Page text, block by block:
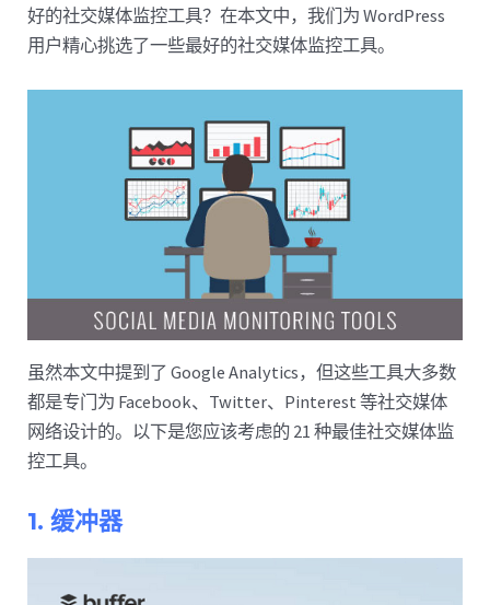
好的社交媒体监控工具？在本文中，我们为 WordPress
用户精心挑选了一些最好的社交媒体监控工具。
虽然本文中提到了 Google Analytics，但这些工具大多数
都是专门为 Facebook、Twitter、Pinterest 等社交媒体
网络设计的。以下是您应该考虑的 21 种最佳社交媒体监
控工具。
1. 缓冲器